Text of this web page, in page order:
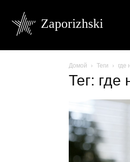
Zaporizhski
Домой Теги где
Тег: где